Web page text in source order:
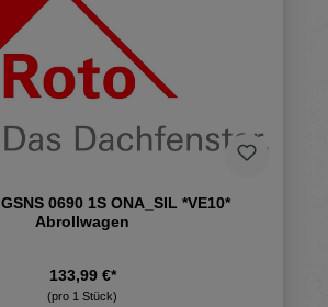
0690 1S ONA_SIL *VE10*
Abrollwagen
133,99 €*
(pro 1 Stück)